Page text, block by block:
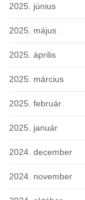
2025. június
2025. május
2025. április
2025. március
2025. február
2025. január
2024. december
2024. november